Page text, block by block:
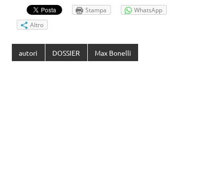
Stampa
WhatsApp
Altro
autori DOSSIER Max Bonelli